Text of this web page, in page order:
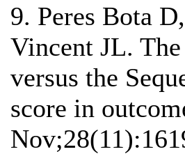
9. Peres Bota
Vincent JL.
versus the
score in